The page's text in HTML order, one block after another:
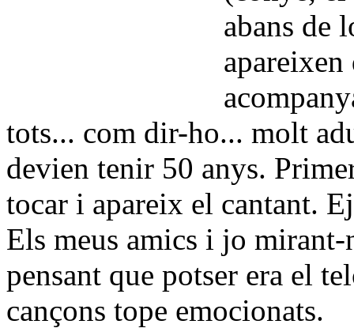
abans de
tots... com dir-ho... molt
devien tenir 50 anys.
tocar i apareix el cantant.
Els meus amics i jo mirant-
pensant que potser era el
cançons tope emocionats.